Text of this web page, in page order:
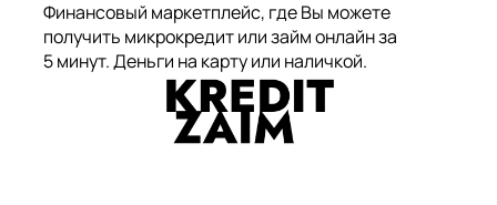
Финансовый маркетплейс, где Вы можете
получить микрокредит или займ онлайн за
5 минут. Деньги на карту или наличкой.